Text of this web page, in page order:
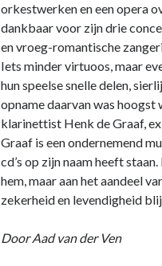
orkestwerken en een opera
dankbaar voor zijn drie
en vroeg-romantische
Iets minder virtuoos, maar
hun speelse snelle delen,
opname daarvan was hoogst
klarinettist Henk de Graaf,
Graaf is een ondernemend
cd’s op zijn naam heeft
hem, maar aan het aandeel
zekerheid en levendigheid
Door Aad van der Ven